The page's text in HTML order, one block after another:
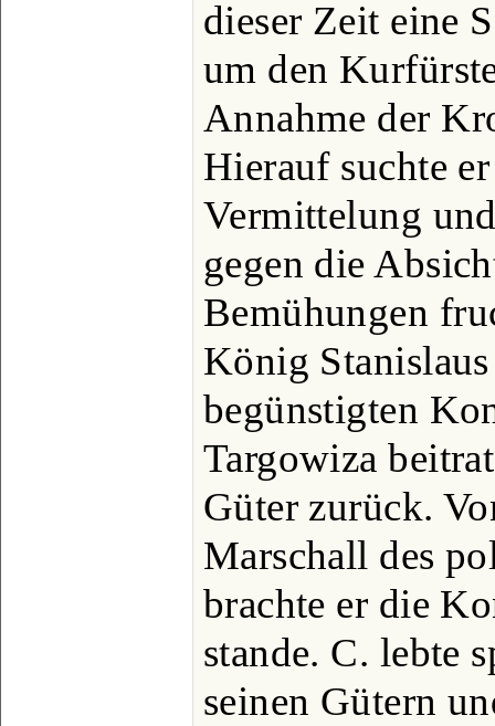
dieser Zeit eine
um den
Annahme der
Hierauf suchte
Vermittelung
gegen die
Bemühungen
König
begünstigten
Targowiza
Güter zurück.
Marschall des
brachte er die
stande. C. lebte
seinen Gütern